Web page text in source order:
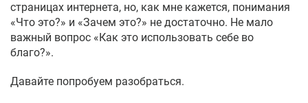
страницах интернета, но, как мне кажется, понимания
«Что это?» и «Зачем это?» не достаточно. Не мало
важный вопрос «Как это использовать себе во
благо?».
Давайте попробуем разобраться.